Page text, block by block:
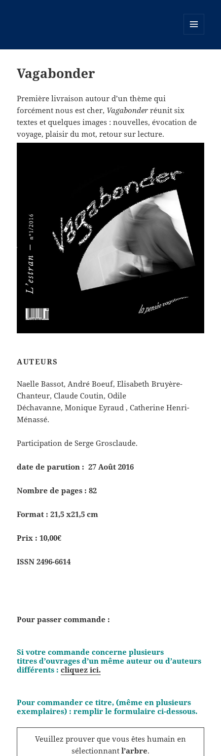
Vagabonder
Première livraison autour d’un thème qui
forcément nous est cher, Vagabonder réunit six
textes et quelques images : nouvelles, évocation de
voyage, plaisir du mot, retour sur lecture.
AUTEURS
Naelle Bassot, André Boeuf,Elisabeth Bruyère-
Chanteur,Claude Coutin,Odile
Déchavanne,Monique Eyraud , Catherine Henri-
Ménassé.
Participation deSerge Grosclaude.
date de parution : 27 Août 2016
Nombre de pages : 82
Format : 21,5 x21,5 cm
Prix : 10,00€
ISSN 2496-6614
Pour passer commande :
Si votre commande concerne plusieurs
titres d’ouvrages d’un même auteur ou d’auteurs
différents : cliquez ici.
Pour commander ce titre, (même en plusieurs
exemplaires) : remplir le formulaire ci-dessous.
Veuillez prouver que vous êtes humain en
sélectionnant l’arbre.